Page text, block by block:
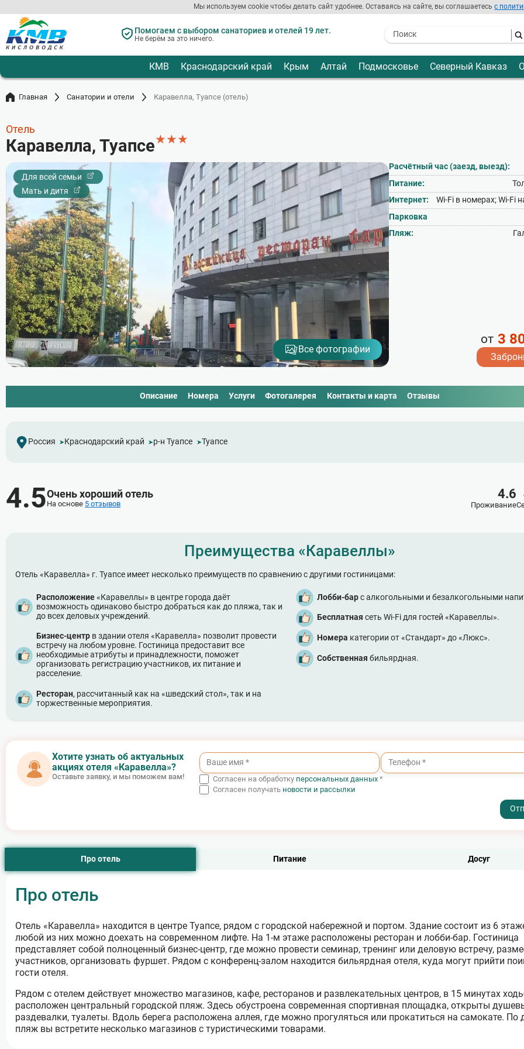
Мы используем cookie чтобы делать сайт удобнее. Оставаясь на сайте, вы соглашаетесьс
Перейти
основному
содержанию
Помогаем с выбором санаториев и отелей 19 лет.
Не берём за это ничего.
- I agree to the processing of my
КМВ Краснодарский край Крым Алтай Подмосковье Северный Кавказ
Главная Санатории и отели Каравелла, Туапсе (отель)
Отель
Каравелла, Туапсе★★★
Для всей семьи
Мать и дитя
Все фотографии
Расчётный час (заезд, выезд):
Питание:
Интернет:
Wi‑Fi в номерах; Wi‑Fi
Парковка
Пляж:
от 3
Описание Номера Услуги Фотогалерея Контакты и карта Отзывы
Россия Краснодарский край р-н Туапсе Туапсе
4.5Очень хороший отель
На основе 5 отзывов
4.6
Проживание
Преимущества «Каравеллы»
Отель «Каравелла» г. Туапсе имеет несколько преимуществ по сравнению с другими гостиницами:
Расположение«Каравеллы» в центре города даёт
возможность одинаково быстро добраться как до пляжа, так и
до всех деловых учреждений.
Бизнес-центр в здании отеля «Каравелла» позволит провести
встречу на любом уровне. Гостиница предоставит все
необходимые атрибуты и принадлежности, поможет
организовать регистрацию участников, их питание и
расселение.
Ресторан, рассчитанный как на «шведский стол», так и на
торжественные мероприятия.
Лобби-барс алкогольными и безалкогольными
Бесплатная сеть Wi-Fi для гостей «Каравеллы».
Номера категории от «Стандарт» до «Люкс».
Собственная бильярдная.
Хотите узнать об актуальных
акциях отеля «Каравелла»?
Оставьте заявку, и мы поможем вам! Согласен на обработку персональных данных *
Согласен получать новости и рассылки
Про отель Питание Досуг
Про отель
Отель «Каравелла» находится в центре Туапсе, рядом с городской набережной и портом. Здание состоит из 6
любой из них можно доехать на современном лифте. На 1-м этаже расположены ресторан и лобби-бар. Гостиница
представляет собой полноценный бизнес-центр, где можно провести семинар, тренинг или деловую встречу,
участников, организовать фуршет. Рядом с конференц-залом находится бильярдная отеля, куда могут прийти
гости отеля.
Рядом с отелем действует множество магазинов, кафе, ресторанов и развлекательных центров, в 15 минутах
расположен центральный городской пляж. Здесь обустроена современная спортивная площадка, открыты
раздевалки, туалеты. Вдоль берега расположена аллея, где можно прогуляться или прокатиться на самокате. По
пляж вы встретите несколько магазинов с туристическими товарами.